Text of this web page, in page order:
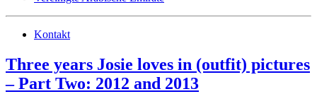
Kontakt
Three years Josie loves in (outfit) pictures
– Part Two: 2012 and 2013